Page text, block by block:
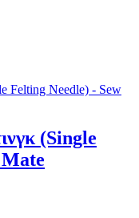
(Single